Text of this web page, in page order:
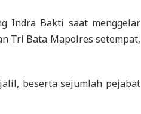
Indra Bakti saat menggelar
Tri Bata Mapolres setempat,
beserta sejumlah pejabat